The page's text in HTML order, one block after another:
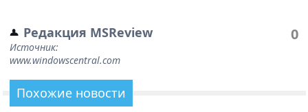
Редакция MSReview
Источник:
www.windowscentral.com
0
Похожие новости